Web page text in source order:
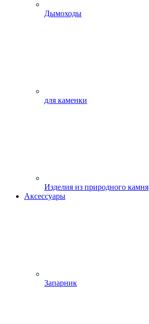
Дымоходы
для каменки
Изделия из природного камня
Аксессуары
Запарник